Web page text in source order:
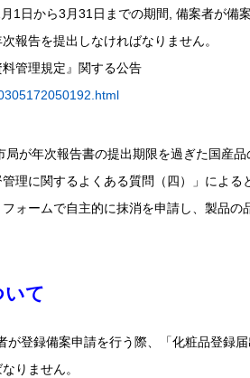
1日から3月31日までの期間, 備案者が備
報告を提出しなければなりません。
管理規定』関する公告
が年次報告書の提出期限を過ぎた国産品
理に関するよくある質問（四）」による
ォームで自主的に抹消を申請し、製品の
いて
が登録備案申請を行う際、「化粧品登録
りません。